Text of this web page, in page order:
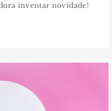
inventar novidade!